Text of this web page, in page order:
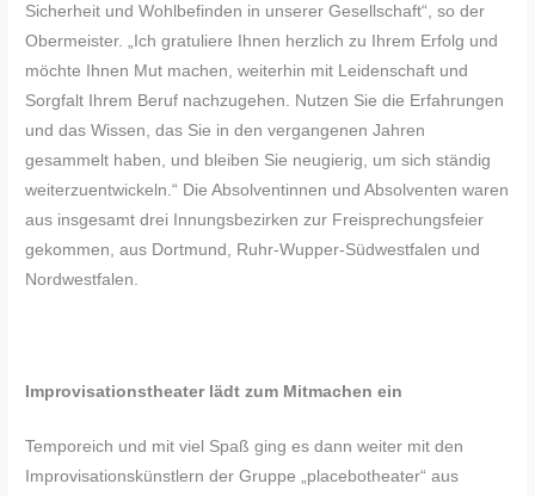
Sicherheit und Wohlbefinden in unserer Gesellschaft“, so der
Obermeister. „Ich gratuliere Ihnen herzlich zu Ihrem Erfolg und
möchte Ihnen Mut machen, weiterhin mit Leidenschaft und
Sorgfalt Ihrem Beruf nachzugehen. Nutzen Sie die Erfahrungen
und das Wissen, das Sie in den vergangenen Jahren
gesammelt haben, und bleiben Sie neugierig, um sich ständig
weiterzuentwickeln.“ Die Absolventinnen und Absolventen waren
aus insgesamt drei Innungsbezirken zur Freisprechungsfeier
gekommen, aus Dortmund, Ruhr-Wupper-Südwestfalen und
Nordwestfalen.
Improvisationstheater lädt zum Mitmachen ein
Temporeich und mit viel Spaß ging es dann weiter mit den
Improvisationskünstlern der Gruppe „placebotheater“ aus